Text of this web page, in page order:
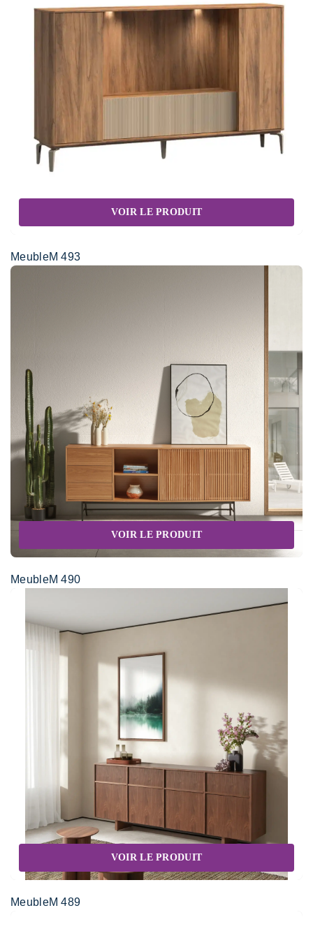
VOIR LE PRODUIT
MeubleM 493
VOIR LE PRODUIT
MeubleM 490
VOIR LE PRODUIT
MeubleM 489